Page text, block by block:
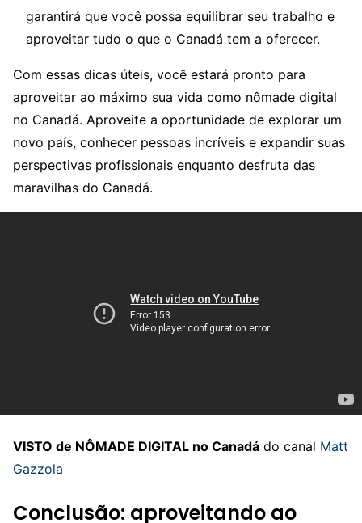
garantirá que você possa equilibrar seu trabalho e
aproveitar tudo o que o Canadá tem a oferecer.
Com essas dicas úteis, você estará pronto para
aproveitar ao máximo sua vida como nômade digital
no Canadá. Aproveite a oportunidade de explorar um
novo país, conhecer pessoas incríveis e expandir suas
perspectivas profissionais enquanto desfruta das
maravilhas do Canadá.
VISTO de NÔMADE DIGITAL no Canadá do canal Matt
Gazzola
Conclusão: aproveitando ao